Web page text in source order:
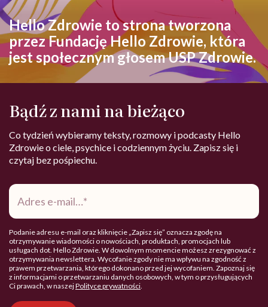
Hello Zdrowie to strona tworzona
przez Fundację Hello Zdrowie, która
jest społecznym głosem USP Zdrowie.
Bądź z nami na bieżąco
Co tydzień wybieramy teksty, rozmowy i podcasty Hello
Zdrowie o ciele, psychice i codziennym życiu. Zapisz się i
czytaj bez pośpiechu.
Adres
mail*
Podanie adresu e-mail oraz kliknięcie „Zapisz się” oznacza zgodę na
otrzymywanie wiadomości o nowościach, produktach, promocjach lub
usługach dot. Hello Zdrowie. W dowolnym momencie możesz zrezygnować z
otrzymywania newslettera. Wycofanie zgody nie ma wpływu na zgodność z
prawem przetwarzania, którego dokonano przed jej wycofaniem. Zapoznaj się
z informacjami o przetwarzaniu danych osobowych, w tym o przysługujących
Ci prawach, w naszejPolityce prywatności.